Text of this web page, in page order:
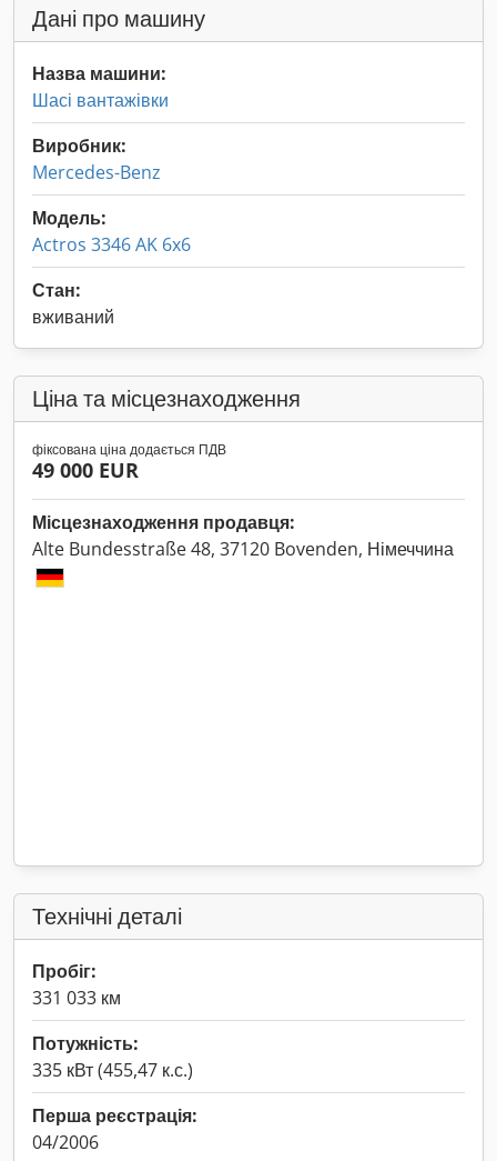
Дані про машину
Назва машини:
Шасі вантажівки
Виробник:
Mercedes-Benz
Модель:
Actros 3346 AK 6x6
Стан:
вживаний
Ціна та місцезнаходження
фіксована ціна додається ПДВ
49 000 EUR
Місцезнаходження продавця:
Alte Bundesstraße 48, 37120 Bovenden, Німеччина
Технічні деталі
Пробіг:
331 033 км
Потужність:
335 кВт (455,47 к.с.)
Перша реєстрація:
04/2006